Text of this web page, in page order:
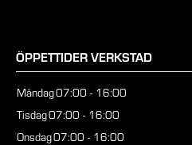
ÖPPETTIDER VERKSTAD
Måndag07:00 - 16:00
Tisdag07:00 - 16:00
Onsdag07:00 - 16:00